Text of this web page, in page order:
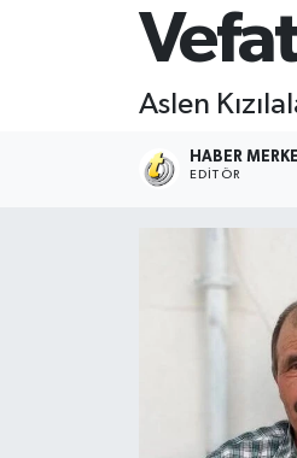
Aslen
HABER
EDITÖR
Asayiş Haberleri
Ulusal Haberler
Vefat Edenler